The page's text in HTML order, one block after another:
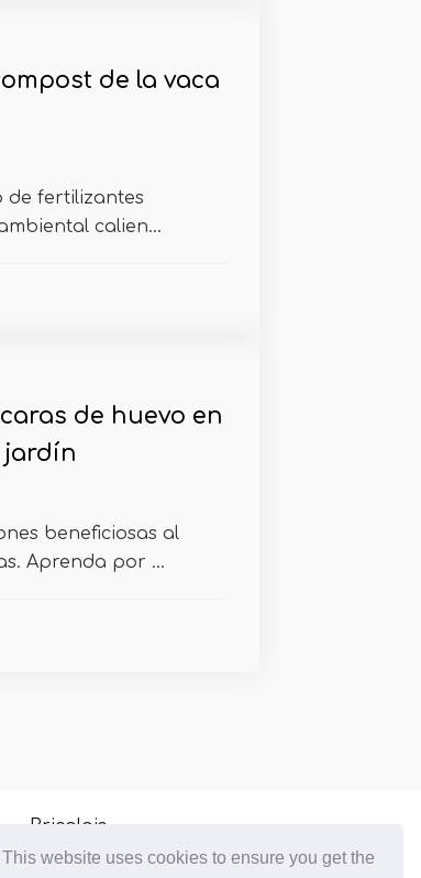
This website uses cookies to ensure you get the
de la vaca
de fertilizantes
calien...
de huevo en
jardín
beneficiosas al
Aprenda por ...
Bricolaje
Plantas de interior de cultivo